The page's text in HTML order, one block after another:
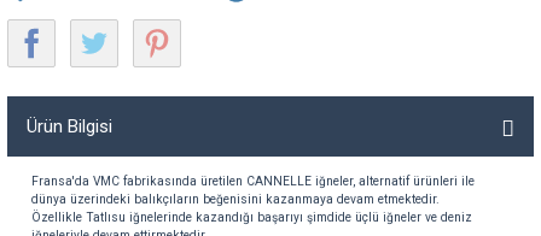
Ürün Bilgisi
Fransa'da VMC fabrikasında üretilen CANNELLE iğneler, alternatif ürünleri ile
dünya üzerindeki balıkçıların beğenisini kazanmaya devam etmektedir.
Özellikle Tatlısu iğnelerinde kazandığı başarıyı şimdide üçlü iğneler ve deniz